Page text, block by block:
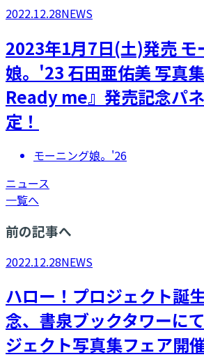
2022.12.28NEWS
2023年1月7日(土)発売 モ
娘。'23 石田亜佑美 写真
Ready me』発売記念パ
定！
モーニング娘。'26
ニュース
一覧へ
前の記事へ
2022.12.28NEWS
ハロー！プロジェクト誕
念、書泉ブックタワーに
ジェクト写真集フェア開